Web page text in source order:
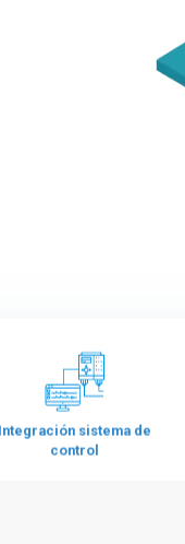
Integración sistema de
control